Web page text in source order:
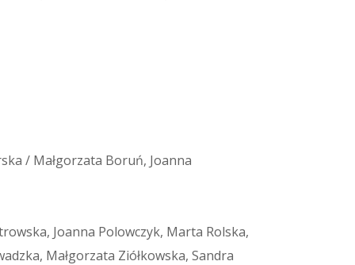
/ Małgorzata Boruń, Joanna
Joanna Polowczyk, Marta Rolska,
Małgorzata Ziółkowska, Sandra